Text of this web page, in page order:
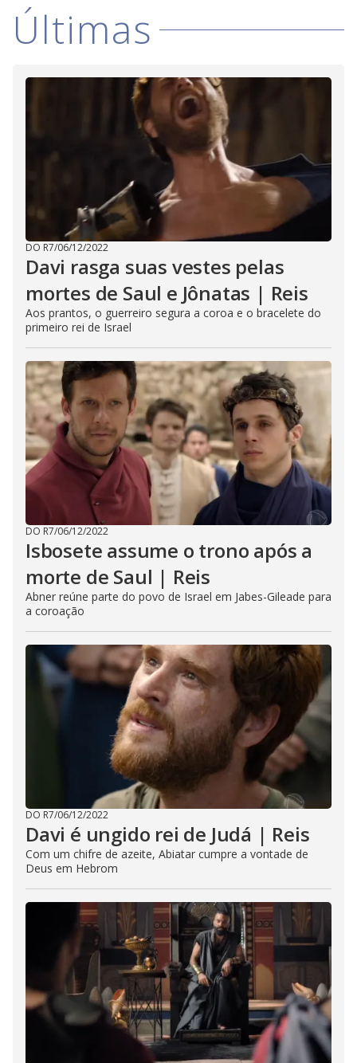
d
e
o
Últimas
DO R7/06/12/2022
Davi rasga suas vestes pelas
mortes de Saul e Jônatas | Reis
Aos prantos, o guerreiro segura a coroa e o bracelete do
primeiro rei de Israel
DO R7/06/12/2022
Isbosete assume o trono após a
morte de Saul | Reis
Abner reúne parte do povo de Israel em Jabes-Gileade para
a coroação
DO R7/06/12/2022
Davi é ungido rei de Judá | Reis
Com um chifre de azeite, Abiatar cumpre a vontade de
Deus em Hebrom